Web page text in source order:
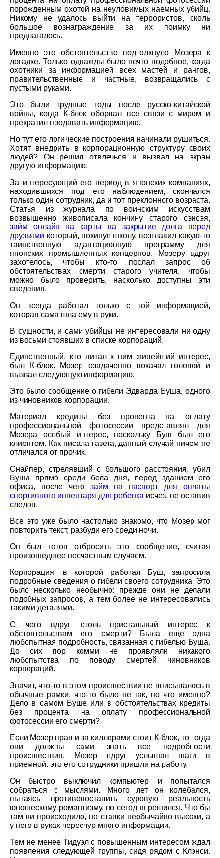
порожденным охотой на неуловимых наемных убийц.
Никому не удалось выйти на террористов, сколь
большое вознаграждение за их поимку ни
предлагалось.
Именно это обстоятельство подтолкнуло Мозера к
догадке. Только однажды было нечто подобное, когда
охотники за информацией всех мастей и рангов,
правительственные и частные, возвращались с
пустыми руками.
Это были трудные годы после русско-китайской
войны, когда К-блок оборвал все связи с миром и
прекратил продавать информацию.
Но тут его логические построения начинали рушиться.
Хотят внедрить в корпорационную структуру своих
людей? Он решил отвлечься и вызвал на экран
другую информацию.
За интересующий его период в японских компаниях,
находившихся под его наблюдением, скончался
только один сотрудник, да и тот преклонного возраста.
Статья из журнала по воинским искусствам
возвышенно живописала кончину старого сэнсэя,
займ онлайн на карты на закрытие долга перед
друзьями который, покинув школу, возглавил какую-то
таинственную адаптационную программу для
японских промышленных концернов. Мозеру вдруг
захотелось, чтобы кто-то послал запрос об
обстоятельствах смерти старого учителя, чтобы
можно было проверить, насколько доступны эти
сведения.
Он всегда работал только с той информацией,
которая сама шла ему в руки.
В сущности, и сами убийцы не интересовали ни одну
из восьми стоявших в списке корпораций.
Единственный, кто питал к ним живейший интерес,
был К-блок. Мозер озадаченно покачал головой и
вызвал следующую информацию.
Это было сообщение о гибели Эдварда Буша, одного
из чиновников корпорации.
Материал кредиты без процента на оплату
профессиональной фотосессии представлял для
Мозера особый интерес, поскольку Буш был его
клиентом. Как писала газета, данный случай ничем не
отличался от прочих.
Снайпер, стрелявший с большого расстояния, убил
Буша прямо среди бела дня, перед зданием его
офиса, после чего займ на паспорт для оплаты
спортивного инвентаря для ребенка исчез, не оставив
следов.
Все это уже было настолько знакомо, что Мозер мог
повторить текст, разбуди его среди ночи.
Он был готов отбросить это сообщение, считая
произошедшее несчастным случаем.
Корпорация, в которой работал Буш, запросила
подробные сведения о гибели своего сотрудника. Это
было несколько необычно: прежде они не делали
подобных запросов, а тем более не интересовались
такими деталями.
С чего вдруг столь пристальный интерес к
обстоятельствам его смерти? Была еще одна
любопытная подробность, связанная с гибелью Буша.
До сих пор комми не проявляли никакого
любопытства по поводу смертей чиновников
корпораций.
Значит, что-то в этом происшествии не вписывалось в
обычные рамки, что-то было не так, но что именно?
Дело в самом Буше или в обстоятельствах кредиты
без процента на оплату профессиональной
фотосессии его смерти?
Если Мозер прав и за киллерами стоит К-блок, то тогда
они должны сами знать все подробности
происшествия. Мозер вдруг услышал шаги в
приемной: это его сотрудники пришли на работу.
Он быстро выключил компьютер и попытался
собраться с мыслями. Много лет он колебался,
пытаясь противопоставить суровую реальность
юношескому романтизму, но сегодня решился. Что бы
там ни происходило, но ставки необычайно высоки, а
у него в руках чересчур много информации.
Тем не менее Тидуэл с повышенным интересом ждал
появления следующей группы, сидя рядом с Клэнси.